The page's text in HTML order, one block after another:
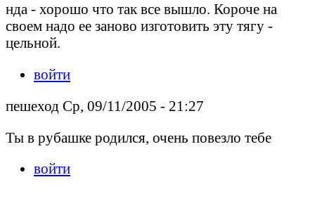
нда - хорошо что так все вышло. Короче на
своем надо ее заново изготовить эту тягу -
цельной.
войти
пешеход Ср, 09/11/2005 - 21:27
Ты в рубашке родился, очень повезло тебе
войти